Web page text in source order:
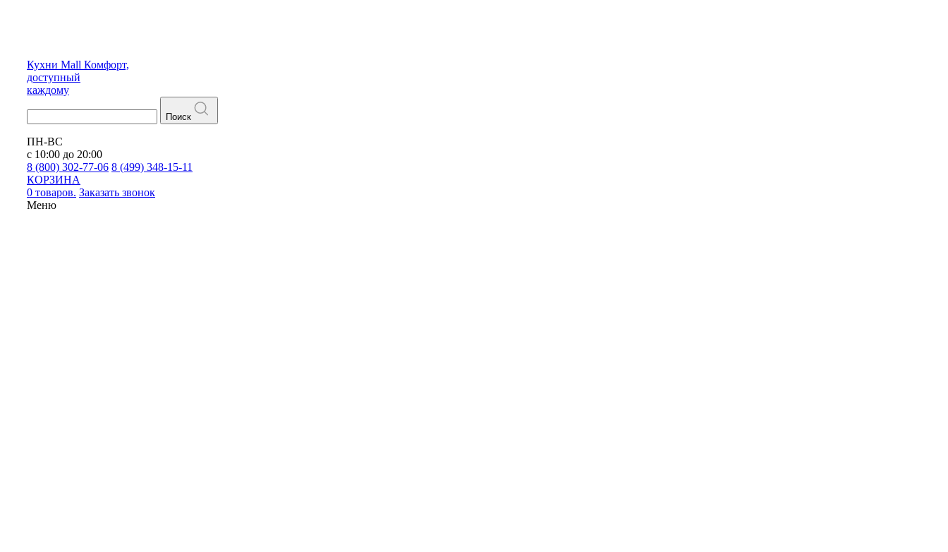
Кухни Mall Комфорт,
доступный
каждому
Поиск
ПН-ВС
с 10:00 до 20:00
8 (800) 302-77-06 8 (499) 348-15-11
КОРЗИНА
0 товаров. Заказать звонок
Меню